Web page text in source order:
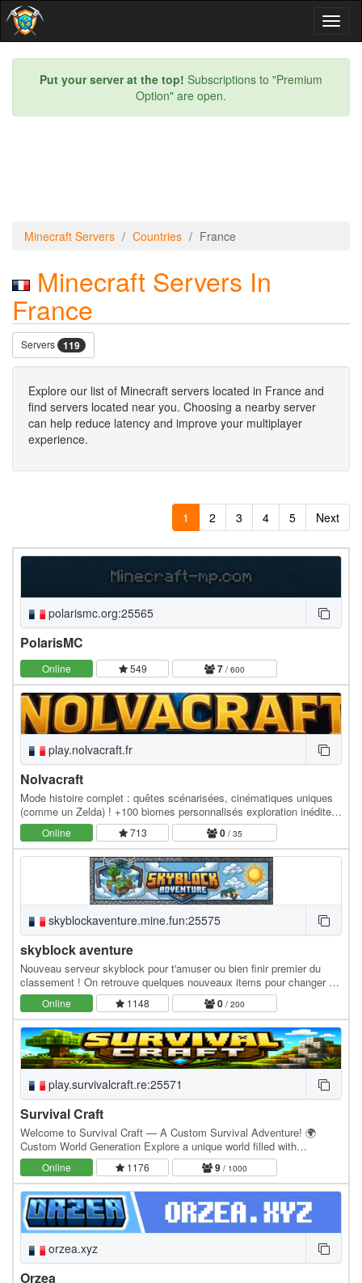
Put your server at the top! Subscriptions to "Premium
Option" are open.
Minecraft Servers Countries France
Minecraft Servers In
France
Servers 119
Explore our list of Minecraft servers located in France and
find servers located near you. Choosing a nearby server
can help reduce latency and improve your multiplayer
experience.
1 2 3 4 5 Next
polarismc.org:25565
PolarisMC
Online 549 7 / 600
play.nolvacraft.fr
Nolvacraft
Mode histoire complet : quêtes scénarisées, cinématiques uniques
(comme un Zelda) ! +100 biomes personnalisés exploration inédite
de biomes incroyables (voir images)…
Online 713 0 / 35
skyblockaventure.mine.fun:25575
skyblock aventure
Nouveau serveur skyblock pour t'amuser ou bien finir premier du
classement ! On retrouve quelques nouveaux items pour changer du
mode vanilla de minecraft. Bientôt un…
Online 1148 0 / 200
play.survivalcraft.re:25571
Survival Craft
Welcome to Survival Craft — A Custom Survival Adventure! 🌍
Custom World Generation Explore a unique world filled with
impressive landscapes, mountains, forests, rivers,…
Online 1176 9 / 1000
orzea.xyz
Orzea